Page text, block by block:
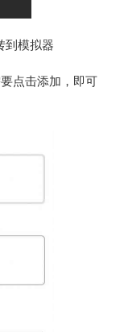
到模拟器
点击添加，即可